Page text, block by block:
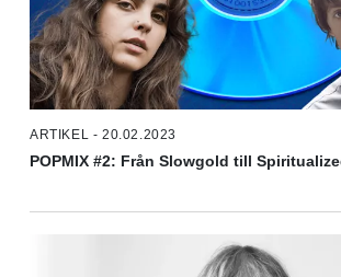
ARTIKEL - 20.02.2023
POPMIX #2: Från Slowgold till